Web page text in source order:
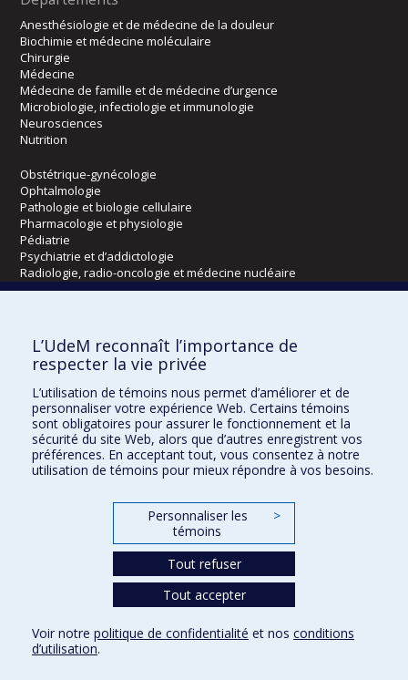
Anesthésiologie et de médecine de la douleur
Biochimie et médecine moléculaire
Chirurgie
Médecine
Médecine de famille et de médecine d’urgence
Microbiologie, infectiologie et immunologie
Neurosciences
Nutrition
Obstétrique-gynécologie
Ophtalmologie
Pathologie et biologie cellulaire
Pharmacologie et physiologie
Pédiatrie
Psychiatrie et d’addictologie
Radiologie, radio-oncologie et médecine nucléaire
Kinésiologie et des sciences de l’activité physique
Orthophonie et audiologie
Réadaptation
Directions
DPC
CPASS
L’UdeM reconnaît l’importance de
respecter la vie privée
L’utilisation de témoins nous permet d’améliorer et de
personnaliser votre expérience Web. Certains témoins
sont obligatoires pour assurer le fonctionnement et la
sécurité du site Web, alors que d’autres enregistrent vos
préférences. En acceptant tout, vous consentez à notre
utilisation de témoins pour mieux répondre à vos besoins.
Personnaliser les
témoins
>
Tout refuser
Tout accepter
Voir notre politique de confidentialité et nos conditions
d’utilisation.